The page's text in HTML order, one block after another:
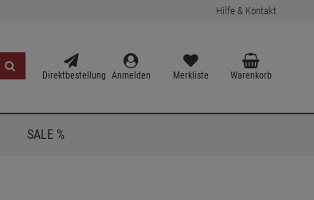
Hilfe & Kontakt
Direktbestellung Anmelden Merkliste Warenkorb
SALE %